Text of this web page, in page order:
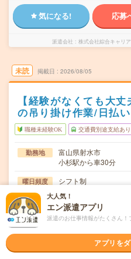
気になる! 応募
派遣会社 株式会社綜合キャリ
未読 掲載日 2026/08/05
【経験がなくても大
の吊り掛け作業/日払
職種未経験OK 交通費別途支給あり
勤務地
富山県射水市
小杉駅から車30分
曜日頻度 シフト制
時間 08:20～17:00
期間 長期でお仕事できる方
時給1200円
交通費
大人気！
エン派遣アプリ
派遣のお仕事情報がたくさん！
アプリを